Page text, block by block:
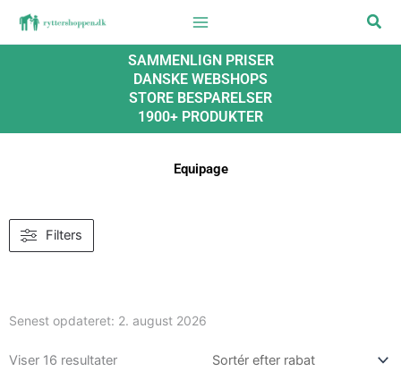
Søg
SAMMENLIGN PRISER
DANSKE WEBSHOPS
STORE BESPARELSER
1900+ PRODUKTER
Equipage
Filters
Senest opdateret: 2. august 2026
Viser 16 resultater